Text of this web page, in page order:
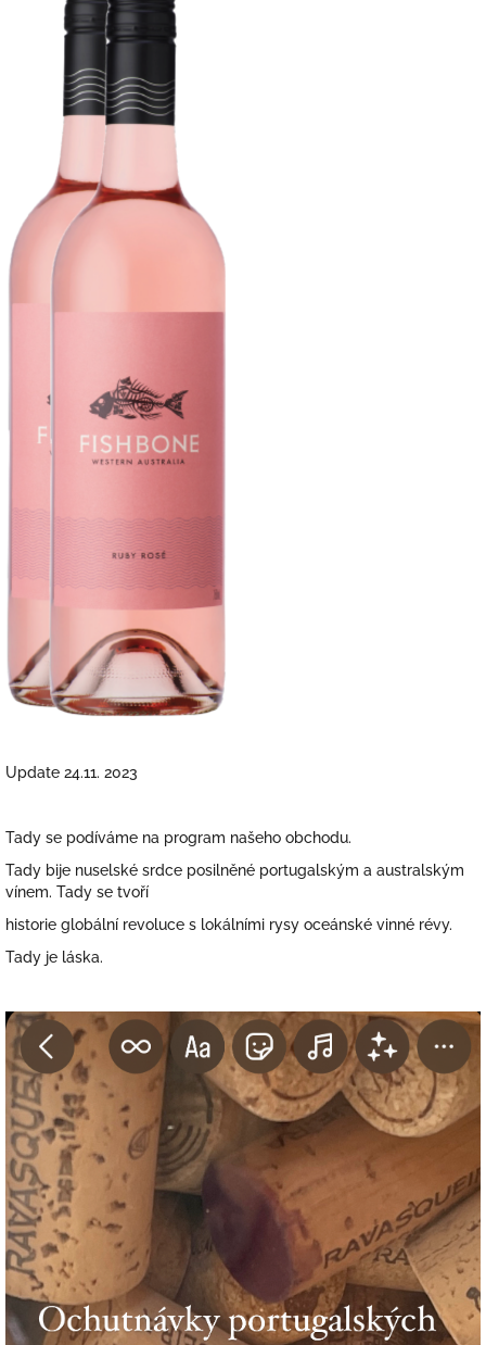
Update 24.11. 2023
Tady se podíváme na program našeho obchodu.
Tady bije nuselské srdce posilněné portugalským a australským
vínem. Tady se tvoří
historie globální revoluce s lokálními rysy oceánské vinné révy.
Tady je láska.